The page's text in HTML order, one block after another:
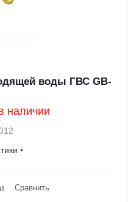
воды ГВС GB-
наличии
Сравнить